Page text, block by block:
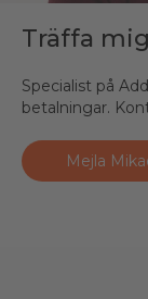
Träffa
Specialist på
betalningar.
Mejla